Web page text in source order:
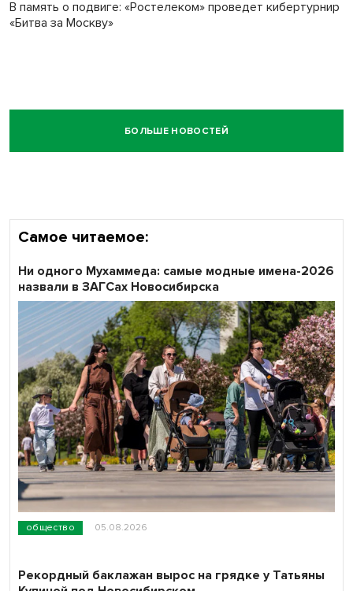
В память о подвиге: «Ростелеком» проведет кибертурнир
«Битва за Москву»
БОЛЬШЕ НОВОСТЕЙ
Самое читаемое:
общество 05.08.2026
Ни одного Мухаммеда: самые модные имена-2026
назвали в ЗАГСах Новосибирска
Рекордный баклажан вырос на грядке у Татьяны